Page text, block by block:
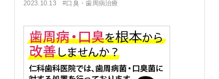
2023.10.13#口臭・歯周病治療